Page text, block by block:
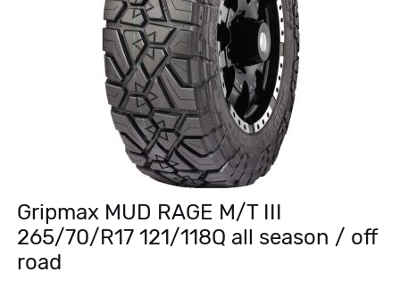
Gripmax MUD RAGE M/T III
265/70/R17 121/118Q all season / off
road